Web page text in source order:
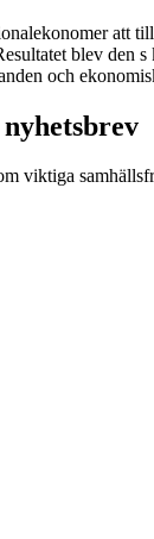
att
blev
och
viktiga